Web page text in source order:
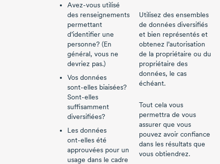
Avez-vous utilisé
des renseignements
permettant
d’identifier une
personne? (En
général, vous ne
devriez pas.)
Vos données
sont-elles biaisées?
Sont-elles
suffisamment
diversifiées?
Les données
ont-elles été
approuvées pour un
usage dans le cadre
Utilisez des ensembles
de données diversifiés
et bien représentés et
obtenez l’autorisation
de la propriétaire ou du
propriétaire des
données, le cas
échéant.
Tout cela vous
permettra de vous
assurer que vous
pouvez avoir confiance
dans les résultats que
vous obtiendrez.